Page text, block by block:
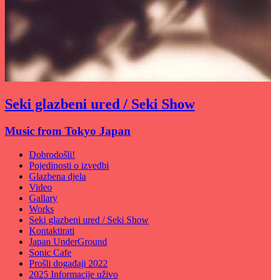
Seki glazbeni ured / Seki Show
Music from Tokyo Japan
Dobrodošli!
Pojedinosti o izvedbi
Glazbena djela
Video
Gallary
Works
Seki glazbeni ured / Seki Show
Kontaktirati
Japan UnderGround
Sonic Cafe
Prošli događaji 2022
2025 Informacije uživo